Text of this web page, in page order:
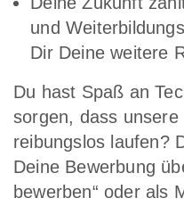
und
Dir Deine weitere
Du hast Spaß an
sorgen, dass unsere
reibungslos laufen?
Deine Bewerbung
bewerben“ oder als